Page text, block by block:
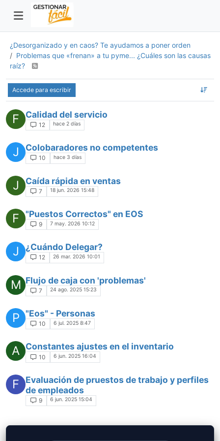
¿Desorganizado y en caos? Te ayudamos a poner orden
Problemas que «frenan» a tu pyme... ¿Cuáles son las causas
raíz?
Accede para escribir
F Calidad del servicio
12 hace 2 días
J Colobaradores no competentes
10 hace 3 días
J Caída rápida en ventas
7 18 jun. 2026 15:48
F "Puestos Correctos" en EOS
9 7 may. 2026 10:12
J ¿Cuándo Delegar?
12 26 mar. 2026 10:01
M Flujo de caja con 'problemas'
7 24 ago. 2025 15:23
P "Eos" - Personas
10 6 jul. 2025 8:47
A Constantes ajustes en el inventario
10 6 jun. 2025 16:04
F
Evaluación de pruestos de trabajo y perfiles
de empleados
9 6 jun. 2025 15:04